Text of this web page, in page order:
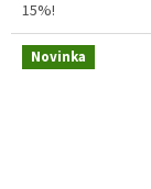
15%!
Novinka